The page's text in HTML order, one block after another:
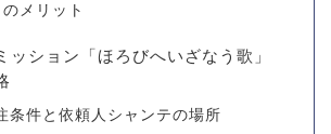
のメリット
ッション「ほろびへいざなう歌」
条件と依頼人シャンテの場所